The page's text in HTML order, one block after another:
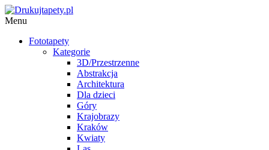
Menu
Fototapety
Kategorie
3D/Przestrzenne
Abstrakcja
Architektura
Dla dzieci
Góry
Krajobrazy
Kraków
Kwiaty